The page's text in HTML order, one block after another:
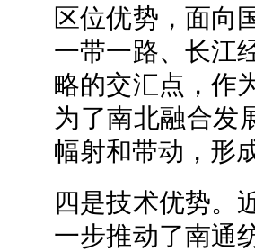
区位优势，面向
一带一路、长江
略的交汇点，作
为了南北融合发
幅射和带动，形
四是技术优势。
一步推动了南通